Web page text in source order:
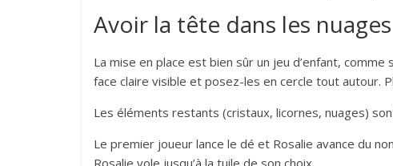
Avoir la tête dans les nuages
La mise en place est bien sûr un jeu d’enfant,
face claire visible et posez-les en cercle tout autour.
Les éléments restants (cristaux, licornes, nuages)
Le premier joueur lance le dé et Rosalie avance du
Rosalie vole jusqu’à la tuile de son choix.